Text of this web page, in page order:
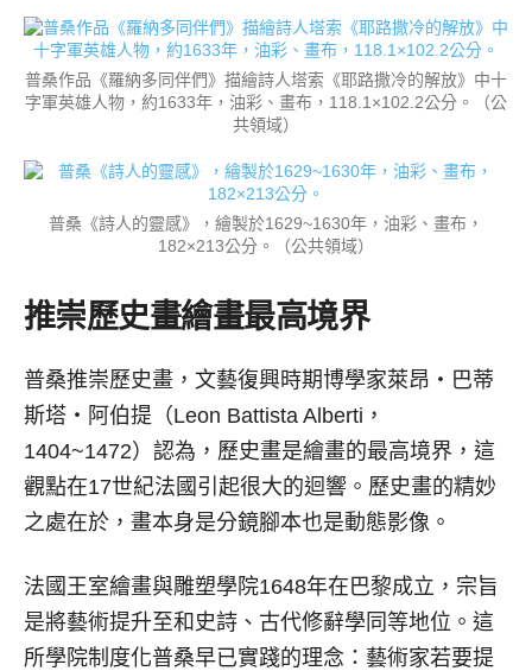
普桑作品《羅納多同伴們》描繪詩人塔索《耶路撒冷的解放》中十
字軍英雄人物，約1633年，油彩、畫布，118.1×102.2公分。（公
共領域）
普桑《詩人的靈感》，繪製於1629~1630年，油彩、畫布，
182×213公分。（公共領域）
推崇歷史畫繪畫最高境界
普桑推崇歷史畫，文藝復興時期博學家萊昂‧巴蒂
斯塔‧阿伯提（Leon Battista Alberti，
1404~1472）認為，歷史畫是繪畫的最高境界，這
觀點在17世紀法國引起很大的迴響。歷史畫的精妙
之處在於，畫本身是分鏡腳本也是動態影像。
法國王室繪畫與雕塑學院1648年在巴黎成立，宗旨
是將藝術提升至和史詩、古代修辭學同等地位。這
所學院制度化普桑早已實踐的理念：藝術家若要提